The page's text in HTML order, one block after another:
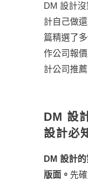
DM 設計
計自己做
篇精選了
作公司報
計公司推
DM 設
設計必
DM 設計
版面。 先